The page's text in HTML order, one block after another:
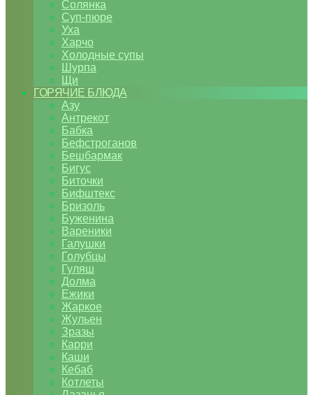
Солянка
Суп-пюре
Уха
Харчо
Холодные супы
Шурпа
Щи
ГОРЯЧИЕ БЛЮДА
Азу
Антрекот
Бабка
Бефстроганов
Бешбармак
Бигус
Биточки
Бифштекс
Бризоль
Буженина
Вареники
Галушки
Голубцы
Гуляш
Долма
Ежики
Жаркое
Жульен
Зразы
Карри
Каши
Кебаб
Котлеты